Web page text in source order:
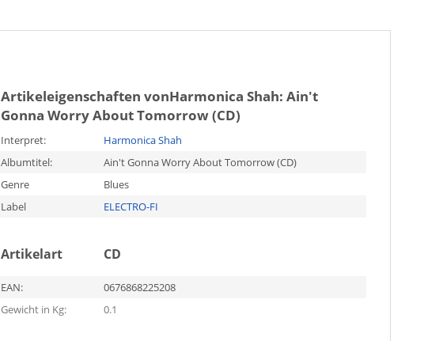
Artikeleigenschaften vonHarmonica Shah: Ain't
Gonna Worry About Tomorrow (CD)
Interpret:
Harmonica Shah
Albumtitel:
Ain't Gonna Worry About Tomorrow (CD)
Genre
Blues
Label
ELECTRO-FI
Artikelart CD
EAN:
0676868225208
Gewicht in Kg:
0.1